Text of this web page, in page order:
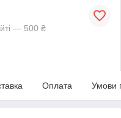
— 500 ₴
Оплата Умови